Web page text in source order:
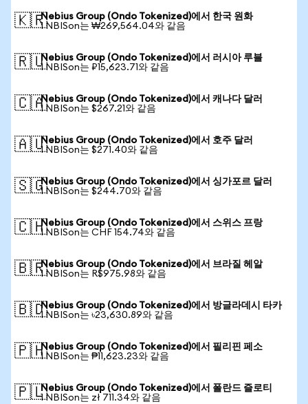
🇰🇷Nebius Group (Ondo Tokenized)에서 한국 원화
1 NBISon는 ₩269,564.04와 같음
🇷🇺Nebius Group (Ondo Tokenized)에서 러시아 루블
1 NBISon는 ₽15,623.71와 같음
🇨🇦Nebius Group (Ondo Tokenized)에서 캐나다 달러
1 NBISon는 $267.21와 같음
🇦🇺Nebius Group (Ondo Tokenized)에서 호주 달러
1 NBISon는 $271.40와 같음
🇸🇬Nebius Group (Ondo Tokenized)에서 싱가포르 달러
1 NBISon는 $244.70와 같음
🇨🇭Nebius Group (Ondo Tokenized)에서 스위스 프랑
1 NBISon는 CHF 154.74와 같음
🇧🇷Nebius Group (Ondo Tokenized)에서 브라질 헤알
1 NBISon는 R$975.98와 같음
🇧🇩Nebius Group (Ondo Tokenized)에서 방글라데시 타카
1 NBISon는 ৳23,630.89와 같음
🇵🇭Nebius Group (Ondo Tokenized)에서 필리핀 페소
1 NBISon는 ₱11,623.23와 같음
🇵🇱Nebius Group (Ondo Tokenized)에서 폴란드 즐로티
1 NBISon는 zł 711.34와 같음